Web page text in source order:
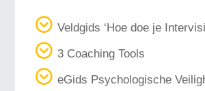
Veldgids ‘Hoe doe je
3 Coaching Tools
eGids Psychologische